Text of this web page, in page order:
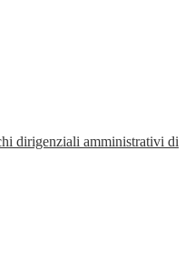
dirigenziali amministrativi di